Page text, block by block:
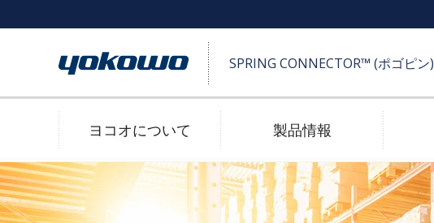
SPRING CONNECTOR™ (ポゴピン)
ヨコオについて 製品情報
SPRING CONNECTOR™ (ポゴピン)
高耐久